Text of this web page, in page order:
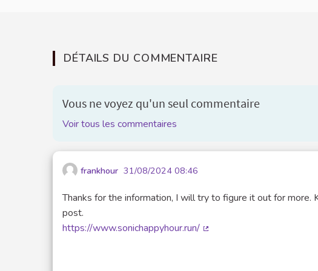
DÉTAILS DU COMMENTAIRE
Vous ne voyez qu'un seul commentaire
Voir tous les commentaires
frankhour 31/08/2024 08:46
Thanks for the information, I will try to figure it out for more.
post.
https://www.sonichappyhour.run/